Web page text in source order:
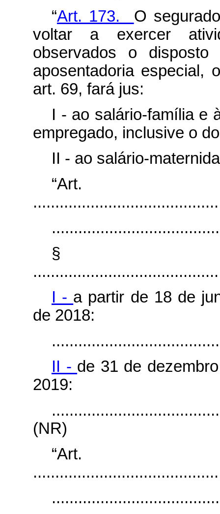
“Art. 173. O
voltar a exercer
observados o
aposentadoria especial,
art. 69, fará jus:
I - ao salário-família e
empregado, inclusive o
II - ao salário-
“Art.
§
I - a partir de 18 de
de 2018:
II - de 31 de
2019:
(NR)